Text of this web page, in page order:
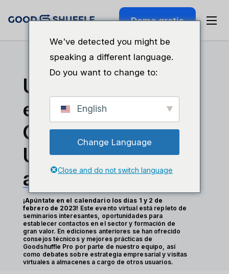
Demo gratis
Únete a nosotros
en nuestra
Cumbre de
Usuarios virtual
anual
¡Apúntate en el calendario los días 1 y 2 de
febrero de 2023! Este evento virtual está repleto de
seminarios interesantes, oportunidades para
establecer contactos en el sector y formación de
gran valor. En ediciones anteriores se han ofrecido
consejos técnicos y mejores prácticas de
Goodshuffle Pro por parte de nuestro equipo, así
como debates sobre estrategia empresarial y visitas
virtuales a almacenes a cargo de otros usuarios.
We've detected you might be
speaking a different language.
Do you want to change to:
English
Change Language
Close and do not switch language